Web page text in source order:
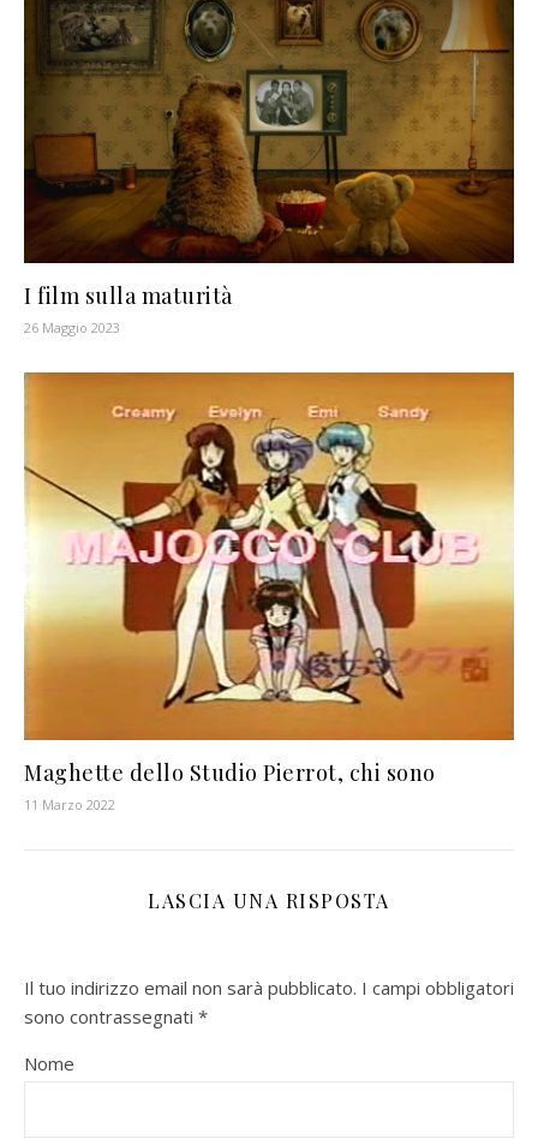
I film sulla maturità
26 Maggio 2023
Maghette dello Studio Pierrot, chi sono
11 Marzo 2022
LASCIA UNA RISPOSTA
Il tuo indirizzo email non sarà pubblicato. I campi obbligatori
sono contrassegnati *
Nome